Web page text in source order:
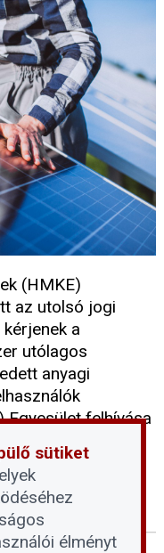
(HMKE)
az utolsó jogi
a
utólagos
anyagi
Egyesület felhívása
Bíróságához
kérelmeket
sütiket
élményt